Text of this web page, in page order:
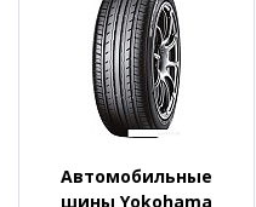
Автомобильные
шины Yokohama